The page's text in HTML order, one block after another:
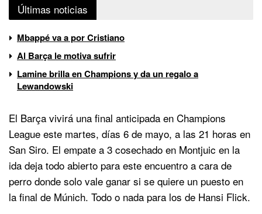
Últimas noticias
Mbappé va a por Cristiano
Al Barça le motiva sufrir
Lamine brilla en Champions y da un regalo a
Lewandowski
El Barça vivirá una final anticipada en Champions
League este martes, días 6 de mayo, a las 21 horas en
San Siro. El empate a 3 cosechado en Montjuic en la
ida deja todo abierto para este encuentro a cara de
perro donde solo vale ganar si se quiere un puesto en
la final de Múnich. Todo o nada para los de Hansi Flick.